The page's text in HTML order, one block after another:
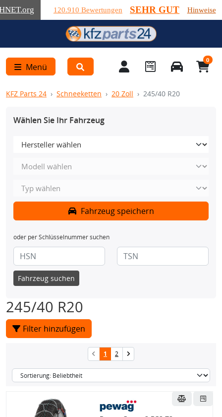
.org 120.910 Bewertungen SEHR GUT Hinweise
Menü
0
KFZ Parts 24 Schneeketten 20 Zoll 245/40 R20
Wählen Sie Ihr Fahrzeug
Fahrzeug speichern
oder per Schlüsselnummer suchen
Fahrzeug suchen
245/40 R20
Filter hinzufügen
1 2